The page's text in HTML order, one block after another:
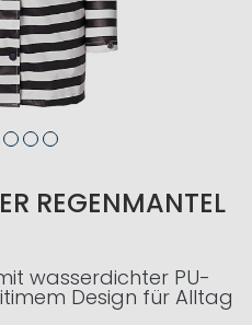
REGENMANTEL
wasserdichter PU-
Design für Alltag